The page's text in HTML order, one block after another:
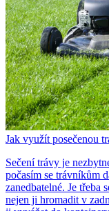
Jak využít posečenou
Sečení trávy je
počasím se trávníkům
zanedbatelné. Je třeba
nejen ji hromadit v